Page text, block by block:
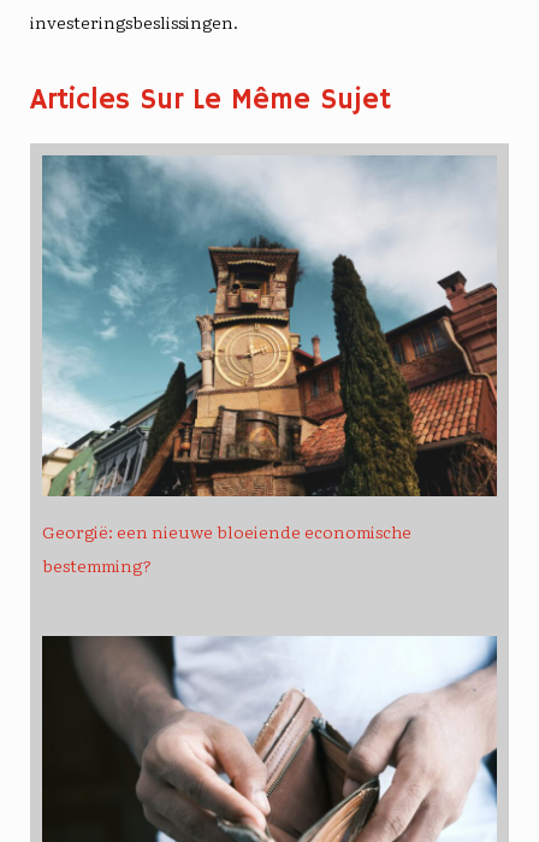
investeringsbeslissingen.
Articles Sur Le Même Sujet
Georgië: een nieuwe bloeiende economische
bestemming?